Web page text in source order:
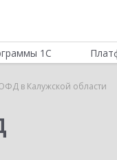
1С
ОФД в Калужской области